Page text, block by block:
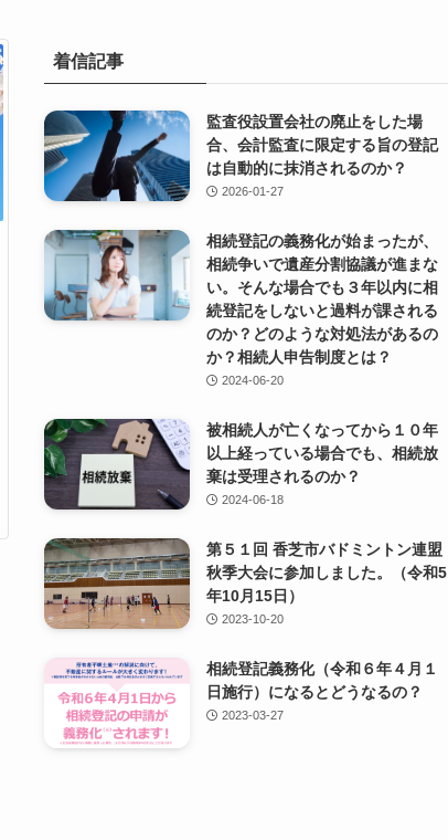
着信記事
監査役設置会社の廃止をした場
合、会計監査に限定する旨の登記
は自動的に抹消されるのか？
2026-01-27
相続登記の義務化が始まったが、
相続争いで遺産分割協議が進まな
い。そんな場合でも３年以内に相
続登記をしないと過料が課される
のか？どのような対処法があるの
か？相続人申告制度とは？
2024-06-20
被相続人が亡くなってから１０年
以上経っている場合でも、相続放
棄は受理されるのか？
2024-06-18
第５１回 香芝市バドミントン連盟
秋季大会に参加しました。（令和5
年10月15日）
2023-10-20
相続登記義務化（令和６年４月１
日施行）になるとどうなるの？
2023-03-27